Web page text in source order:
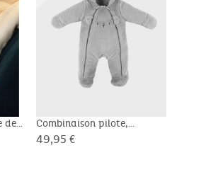
de
Combinaison pilote,
Groloudoux® ultra doux
49,95 €